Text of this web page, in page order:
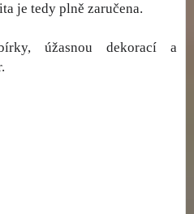
je tedy plně zaručena.
úžasnou dekorací a